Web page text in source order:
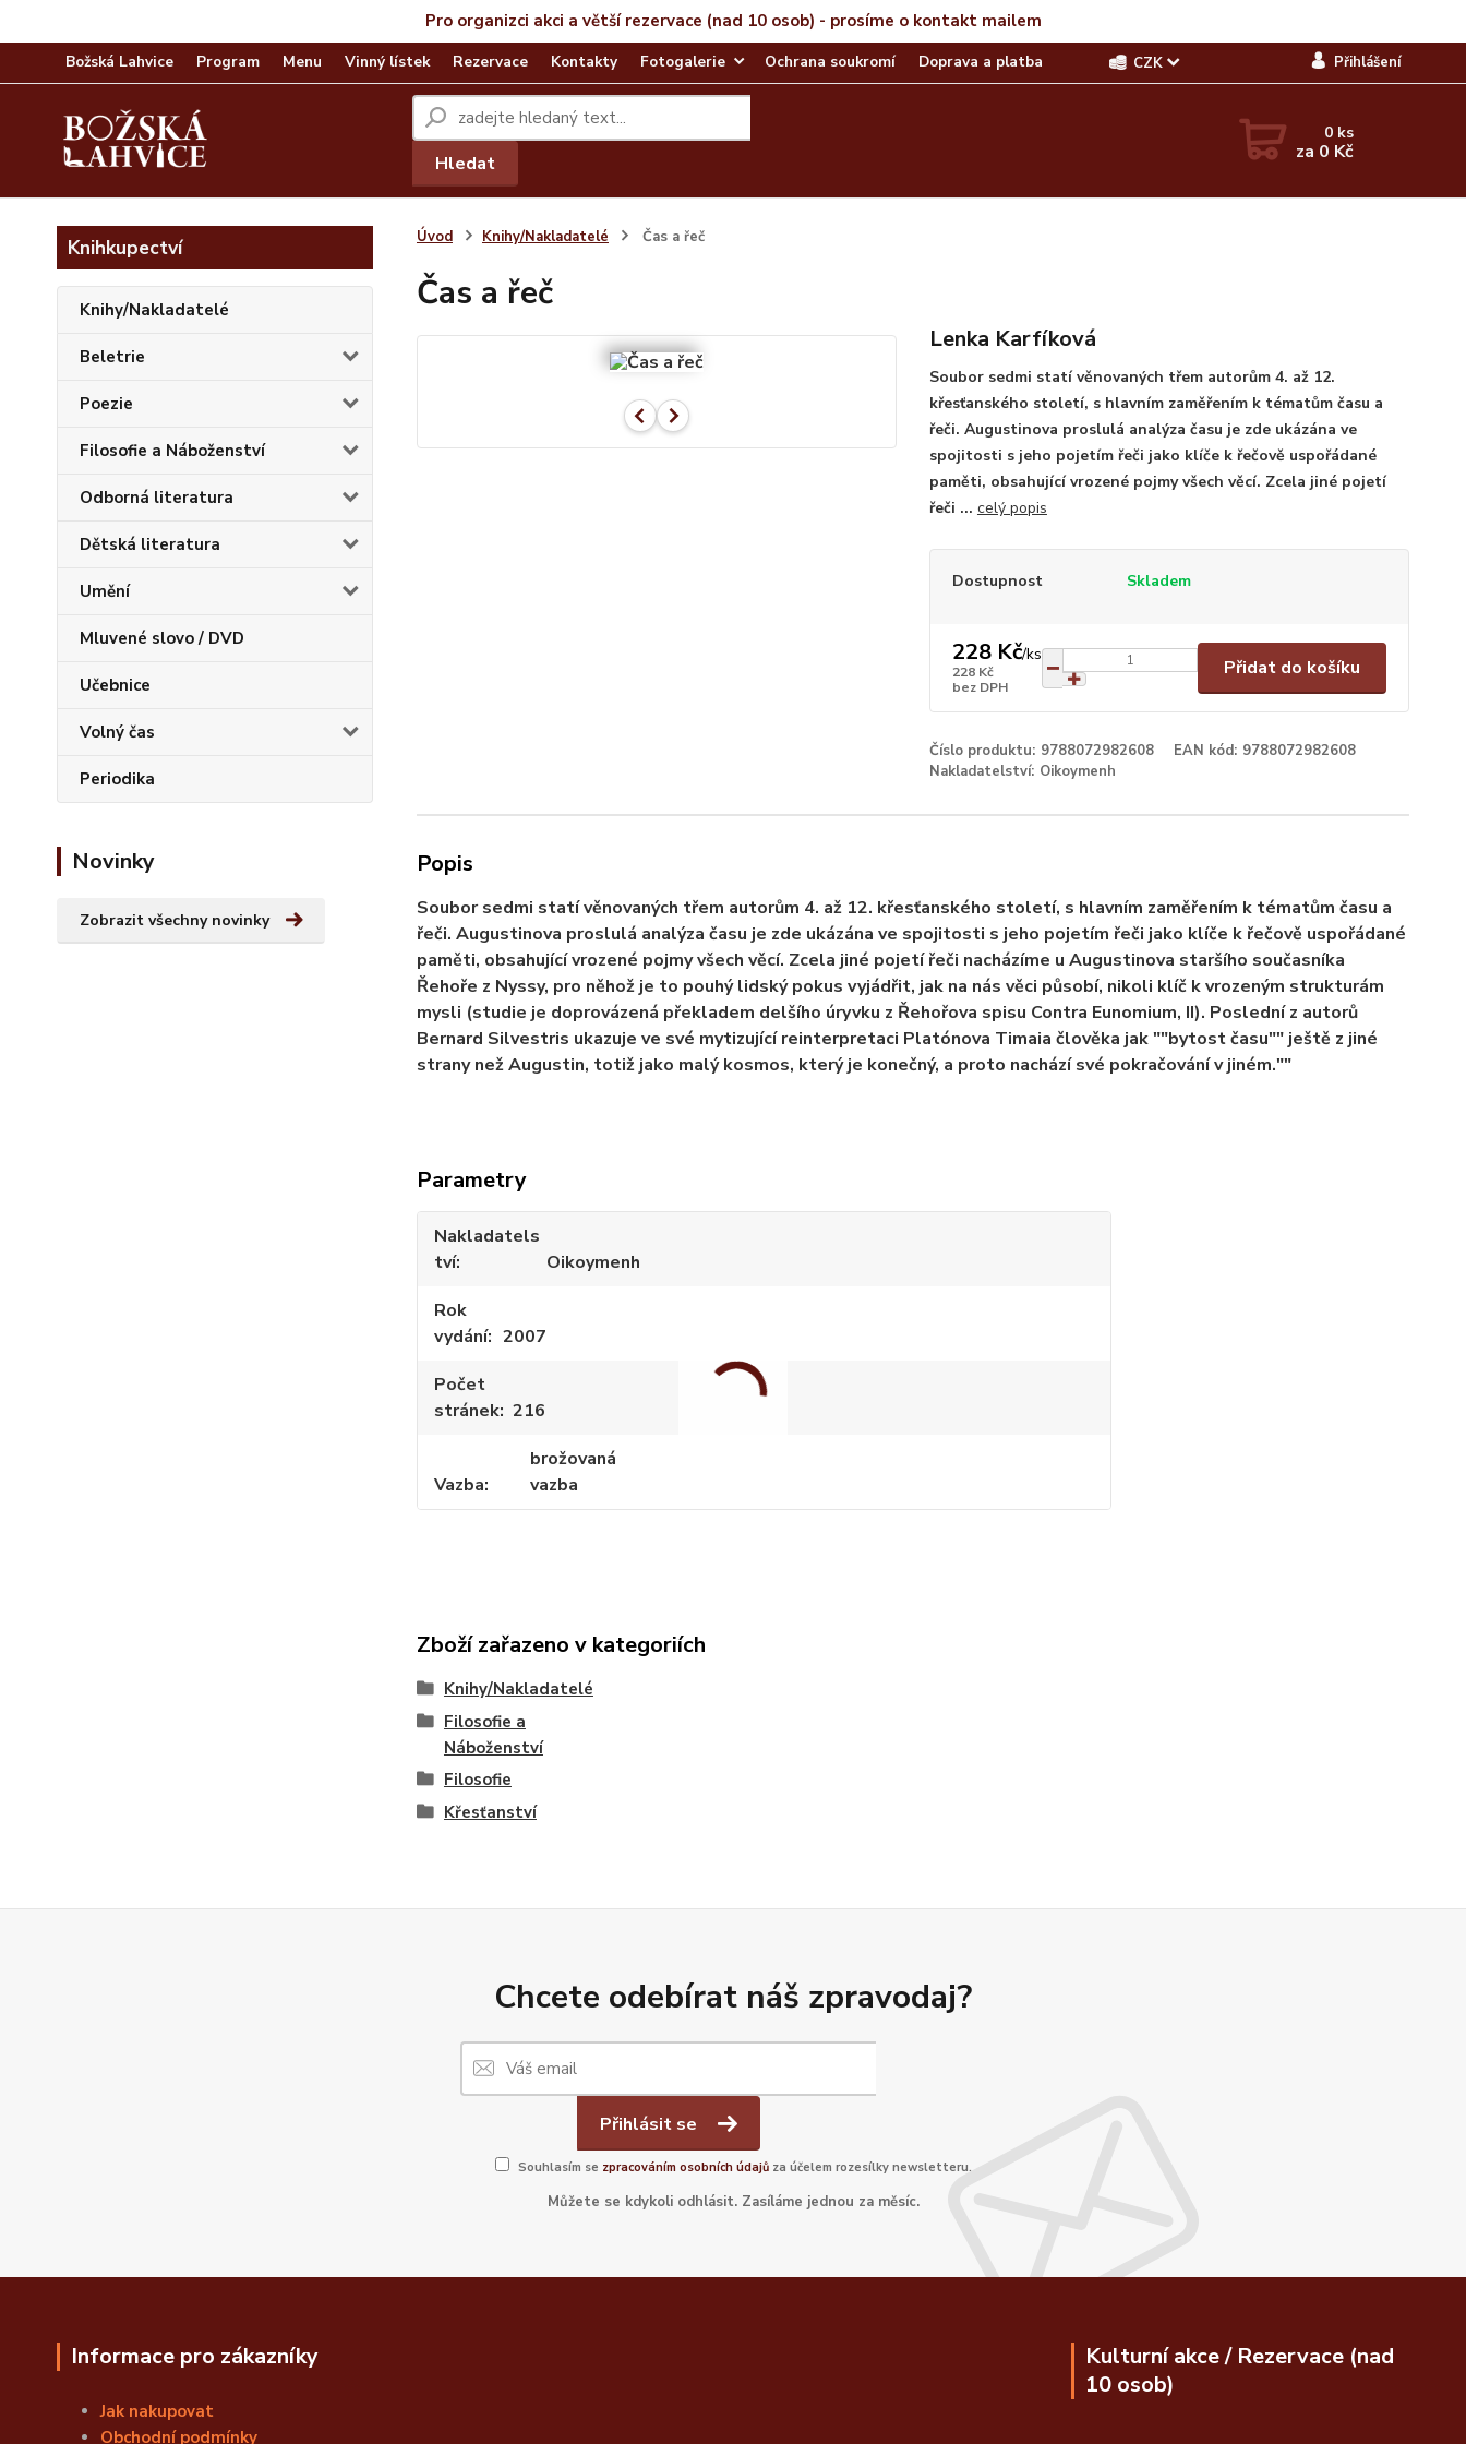
Pro organizci akci a větší rezervace (nad 10 osob) - prosíme o kontakt mailem
Božská Lahvice Program Menu Vinný lístek Rezervace Kontakty Fotogalerie Ochrana soukromí Doprava a platba CZK Přihlášení
Hledat
0 ks
za 0 Kč
Knihkupectví
Knihy/Nakladatelé
Beletrie
Poezie
Filosofie a Náboženství
Odborná literatura
Dětská literatura
Umění
Mluvené slovo / DVD
Učebnice
Volný čas
Periodika
Novinky
Zobrazit všechny novinky
Úvod Knihy/Nakladatelé Čas a řeč
Čas a řeč
Lenka Karfíková
Soubor sedmi statí věnovaných třem autorům 4. až 12.
křesťanského století, s hlavním zaměřením k tématům času a
řeči. Augustinova proslulá analýza času je zde ukázána ve
spojitosti s jeho pojetím řeči jako klíče k řečově uspořádané
paměti, obsahující vrozené pojmy všech věcí. Zcela jiné pojetí
řeči ... celý popis
Dostupnost Skladem
228 Kč/ks
228 Kč
bez DPH
Přidat do košíku
Číslo produktu: 9788072982608 EAN kód: 9788072982608
Nakladatelství: Oikoymenh
Popis
Soubor sedmi statí věnovaných třem autorům 4. až 12. křesťanského století, s hlavním zaměřením k tématům času a
řeči. Augustinova proslulá analýza času je zde ukázána ve spojitosti s jeho pojetím řeči jako klíče k řečově uspořádané
paměti, obsahující vrozené pojmy všech věcí. Zcela jiné pojetí řeči nacházíme u Augustinova staršího současníka
Řehoře z Nyssy, pro něhož je to pouhý lidský pokus vyjádřit, jak na nás věci působí, nikoli klíč k vrozeným strukturám
mysli (studie je doprovázená překladem delšího úryvku z Řehořova spisu Contra Eunomium, II). Poslední z autorů
Bernard Silvestris ukazuje ve své mytizující reinterpretaci Platónova Timaia člověka jak ""bytost času"" ještě z jiné
strany než Augustin, totiž jako malý kosmos, který je konečný, a proto nachází své pokračování v jiném.""
Parametry
Nakladatels
tví
Oikoymenh
Rok
vydání
2007
Počet
stránek 216
Vazba
brožovaná
vazba
Zboží zařazeno v kategoriích
Knihy/Nakladatelé
Filosofie a
Náboženství
Filosofie
Křesťanství
Chcete odebírat náš zpravodaj?
Přihlásit se
Souhlasím se zpracováním osobních údajůza účelem rozesílky newsletteru.
Můžete se kdykoli odhlásit. Zasíláme jednou za měsíc.
Informace pro zákazníky
Jak nakupovat
Obchodní podmínky
Kulturní akce / Rezervace (nad
10 osob)